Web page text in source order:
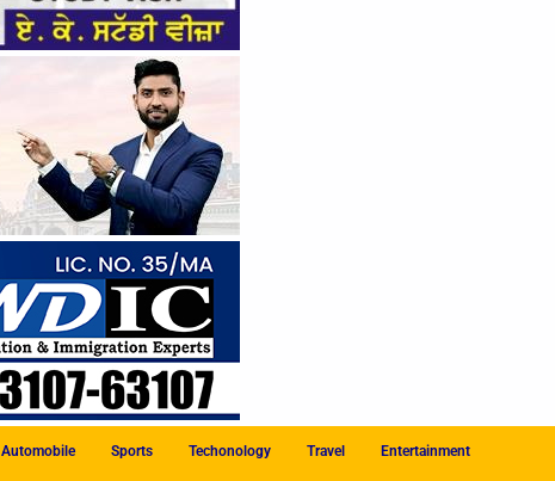
Automobile Sports Techonology Travel Entertainment